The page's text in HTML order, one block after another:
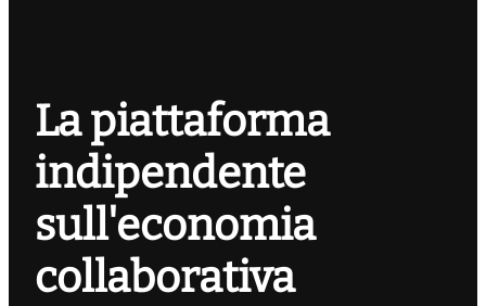
La piattaforma
indipendente
sull'economia
collaborativa